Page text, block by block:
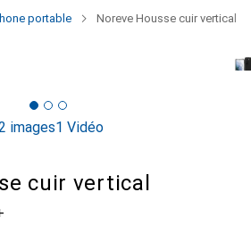
portable Noreve Housse cuir vertical
images1 Vidéo
cuir vertical